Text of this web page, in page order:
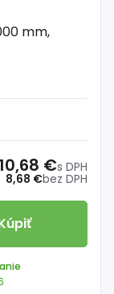
mm,
8,68 €bez DPH
10,68 €s DPH